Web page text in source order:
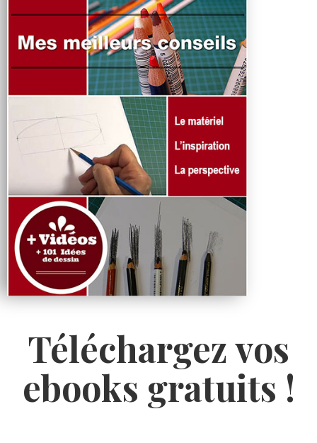
Téléchargez vos
ebooks gratuits !